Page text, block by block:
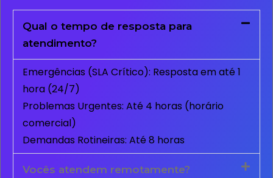
Qual o tempo de resposta para
atendimento?
Emergências (SLA Crítico): Resposta em até 1
hora (24/7)
Problemas Urgentes: Até 4 horas (horário
comercial)
Demandas Rotineiras: Até 8 horas
Vocês atendem remotamente?